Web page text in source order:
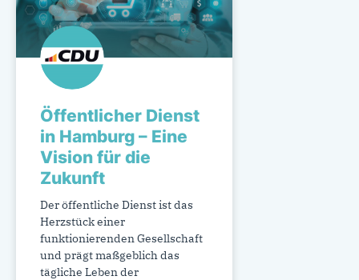
Öffentlicher Dienst
in Hamburg – Eine
Vision für die
Zukunft
Der öffentliche Dienst ist das
Herzstück einer
funktionierenden Gesellschaft
und prägt maßgeblich das
tägliche Leben der